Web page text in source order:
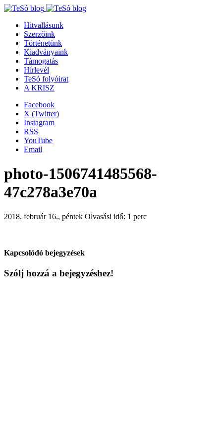
Hitvallásunk
Szerzőink
Történetünk
Kiadványaink
Támogatás
Hírlevél
TeSó folyóirat
A KRISZ
Facebook
X (Twitter)
Instagram
RSS
YouTube
Email
photo-1506741485568-
47c278a3e70a
2018. február 16., péntek Olvasási idő: 1 perc
Kapcsolódó bejegyzések
Szólj hozzá a bejegyzéshez!